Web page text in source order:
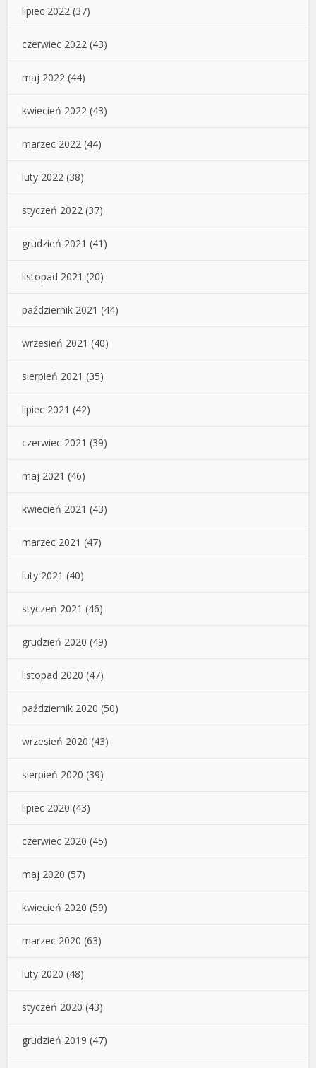
lipiec 2022 (37)
czerwiec 2022 (43)
maj 2022 (44)
kwiecień 2022 (43)
marzec 2022 (44)
luty 2022 (38)
styczeń 2022 (37)
grudzień 2021 (41)
listopad 2021 (20)
październik 2021 (44)
wrzesień 2021 (40)
sierpień 2021 (35)
lipiec 2021 (42)
czerwiec 2021 (39)
maj 2021 (46)
kwiecień 2021 (43)
marzec 2021 (47)
luty 2021 (40)
styczeń 2021 (46)
grudzień 2020 (49)
listopad 2020 (47)
październik 2020 (50)
wrzesień 2020 (43)
sierpień 2020 (39)
lipiec 2020 (43)
czerwiec 2020 (45)
maj 2020 (57)
kwiecień 2020 (59)
marzec 2020 (63)
luty 2020 (48)
styczeń 2020 (43)
grudzień 2019 (47)